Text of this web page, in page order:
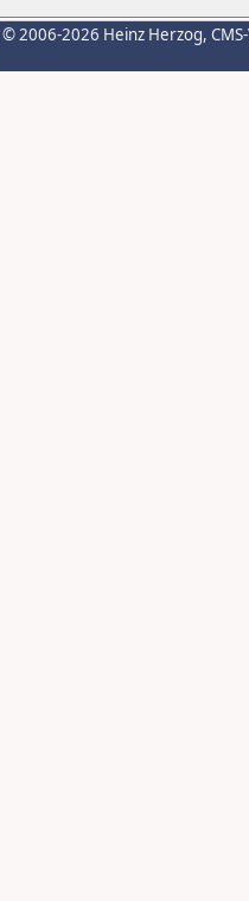
© 2006-2026 Heinz Herzog,